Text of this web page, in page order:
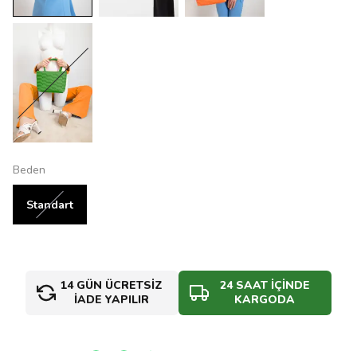
Beden
Standart
14 GÜN ÜCRETSİZ
İADE YAPILIR
24 SAAT İÇİNDE
KARGODA